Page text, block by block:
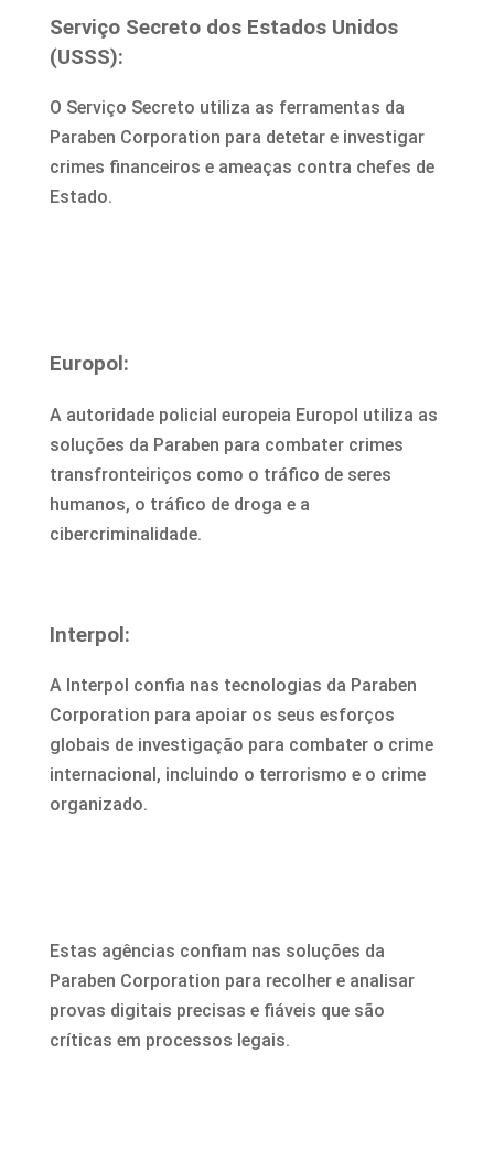
Serviço Secreto dos Estados Unidos
(USSS):
O Serviço Secreto utiliza as ferramentas da
Paraben Corporation para detetar e investigar
crimes financeiros e ameaças contra chefes de
Estado.
Europol:
A autoridade policial europeia Europol utiliza as
soluções da Paraben para combater crimes
transfronteiriços como o tráfico de seres
humanos, o tráfico de droga e a
cibercriminalidade.
Interpol:
A Interpol confia nas tecnologias da Paraben
Corporation para apoiar os seus esforços
globais de investigação para combater o crime
internacional, incluindo o terrorismo e o crime
organizado.
Estas agências confiam nas soluções da
Paraben Corporation para recolher e analisar
provas digitais precisas e fiáveis que são
críticas em processos legais.